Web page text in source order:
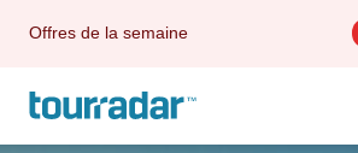
Offres de la semaine